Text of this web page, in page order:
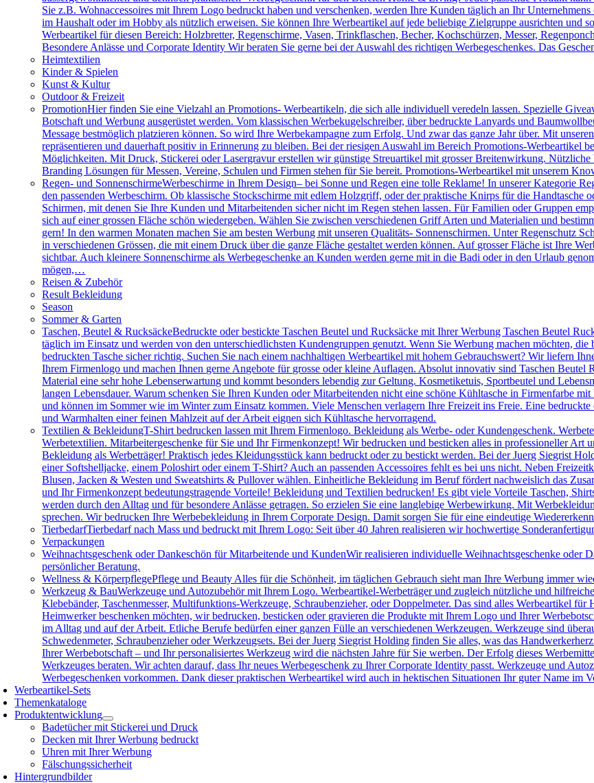
Sie z.B. Wohnaccessoires mit Ihrem Logo bedruckt haben und verschenken, werden Ihre Kunden täglich an Ihr
im Haushalt oder im Hobby als nützlich erweisen. Sie können Ihre Werbeartikel auf jede beliebige Zielgruppe ausrichten und
Werbeartikel für diesen Bereich: Holzbretter, Regenschirme, Vasen, Trinkflaschen, Becher, Kochschürzen, Messer,
Besondere Anlässe und Corporate Identity Wir beraten Sie gerne bei der Auswahl des richtigen Werbegeschenkes. Das
Heimtextilien
Kinder & Spielen
Kunst & Kultur
Outdoor & Freizeit
PromotionHier finden Sie eine Vielzahl an Promotions- Werbeartikeln, die sich alle individuell veredeln lassen. Spezielle
Botschaft und Werbung ausgerüstet werden. Vom klassischen Werbekugelschreiber, über bedruckte Lanyards und
Message bestmöglich platzieren können. So wird Ihre Werbekampagne zum Erfolg. Und zwar das ganze Jahr über. Mit
repräsentieren und dauerhaft positiv in Erinnerung zu bleiben. Bei der riesigen Auswahl im Bereich Promotions-Werbeartikel
Möglichkeiten. Mit Druck, Stickerei oder Lasergravur erstellen wir günstige Streuartikel mit grosser Breitenwirkung.
Branding Lösungen für Messen, Vereine, Schulen und Firmen stehen für Sie bereit. Promotions-Werbeartikel mit unserem
Regen- und SonnenschirmeWerbeschirme in Ihrem Design– bei Sonne und Regen eine tolle Reklame! In unserer Kategorie
den passenden Werbeschirm. Ob klassische Stockschirme mit edlem Holzgriff, oder der praktische Knirps für die
Schirmen, mit denen Sie Ihre Kunden und Mitarbeitenden sicher nicht im Regen stehen lassen. Für Familien oder Gruppen
sich auf einer grossen Fläche schön wiedergeben. Wählen Sie zwischen verschiedenen Griff Arten und Materialien und
gern! In den warmen Monaten machen Sie am besten Werbung mit unseren Qualitäts- Sonnenschirmen. Unter Regenschutz
in verschiedenen Grössen, die mit einem Druck über die ganze Fläche gestaltet werden können. Auf grosser Fläche ist Ihre
sichtbar. Auch kleinere Sonnenschirme als Werbegeschenke an Kunden werden gerne mit in die Badi oder in den Urlaub
mögen,…
Reisen & Zubehör
Result Bekleidung
Season
Sommer & Garten
Taschen, Beutel & RucksäckeBedruckte oder bestickte Taschen Beutel und Rucksäcke mit Ihrer Werbung Taschen Beutel
täglich im Einsatz und werden von den unterschiedlichsten Kundengruppen genutzt. Wenn Sie Werbung machen möchten,
bedruckten Tasche sicher richtig. Suchen Sie nach einem nachhaltigen Werbeartikel mit hohem Gebrauchswert? Wir liefern
Ihrem Firmenlogo und machen Ihnen gerne Angebote für grosse oder kleine Auflagen. Absolut innovativ sind Taschen
Material eine sehr hohe Lebenserwartung und kommt besonders lebendig zur Geltung. Kosmetiketuis, Sportbeutel und
langen Lebensdauer. Warum schenken Sie Ihren Kunden oder Mitarbeitenden nicht eine schöne Kühltasche in Firmenfarbe
und können im Sommer wie im Winter zum Einsatz kommen. Viele Menschen verlagern Ihre Freizeit ins Freie. Eine
und Warmhalten einer feinen Mahlzeit auf der Arbeit eignen sich Kühltasche hervorragend.
Textilien & BekleidungT-Shirt bedrucken lassen mit Ihrem Firmenlogo. Bekleidung als Werbe- oder Kundengeschenk.
Werbetextilien. Mitarbeitergeschenke für Sie und Ihr Firmenkonzept! Wir bedrucken und besticken alles in professioneller Art
Bekleidung als Werbeträger! Praktisch jedes Kleidungsstück kann bedruckt oder zu bestickt werden. Bei der Juerg Siegrist
einer Softshelljacke, einem Poloshirt oder einem T-Shirt? Auch an passenden Accessoires fehlt es bei uns nicht. Neben
Blusen, Jacken & Westen und Sweatshirts & Pullover wählen. Einheitliche Bekleidung im Beruf fördert nachweislich das
und Ihr Firmenkonzept bedeutungstragende Vorteile! Bekleidung und Textilien bedrucken! Es gibt viele Vorteile Taschen,
werden durch den Alltag und für besondere Anlässe getragen. So erzielen Sie eine langlebige Werbewirkung. Mit
sprechen. Wir bedrucken Ihre Werbebekleidung in Ihrem Corporate Design. Damit sorgen Sie für eine eindeutige
TierbedarfTierbedarf nach Mass und bedruckt mit Ihrem Logo: Seit über 40 Jahren realisieren wir hochwertige
Verpackungen
Weihnachtsgeschenk oder Dankeschön für Mitarbeitende und KundenWir realisieren individuelle Weihnachtsgeschenke oder
persönlicher Beratung.
Wellness & KörperpflegePflege und Beauty Alles für die Schönheit, im täglichen Gebrauch sieht man Ihre Werbung immer
Werkzeug & BauWerkzeuge und Autozubehör mit Ihrem Logo. Werbeartikel-Werbeträger und zugleich nützliche und
Klebebänder, Taschenmesser, Multifunktions-Werkzeuge, Schraubenzieher, oder Doppelmeter. Das sind alles Werbeartikel
Heimwerker beschenken möchten, wir bedrucken, besticken oder gravieren die Produkte mit Ihrem Logo und Ihrer
im Alltag und auf der Arbeit. Etliche Berufe bedürfen einer ganzen Fülle an verschiedenen Werkzeugen. Werkzeuge sind
Schwedenmeter, Schraubenzieher oder Werkzeugsets. Bei der Juerg Siegrist Holding finden Sie alles, was das
Ihrer Werbebotschaft – und Ihr personalisiertes Werkzeug wird die nächsten Jahre für Sie werben. Der Erfolg dieses
Werkzeuges beraten. Wir achten darauf, dass Ihr neues Werbegeschenk zu Ihrer Corporate Identity passt. Werkzeuge und
Werbegeschenken vorkommen. Dank dieser praktischen Werbeartikel wird auch in hektischen Situationen Ihr guter Name im
Werbeartikel-Sets
Themenkataloge
Produktentwicklung
Badetücher mit Stickerei und Druck
Decken mit Ihrer Werbung bedruckt
Uhren mit Ihrer Werbung
Fälschungssicherheit
Hintergrundbilder